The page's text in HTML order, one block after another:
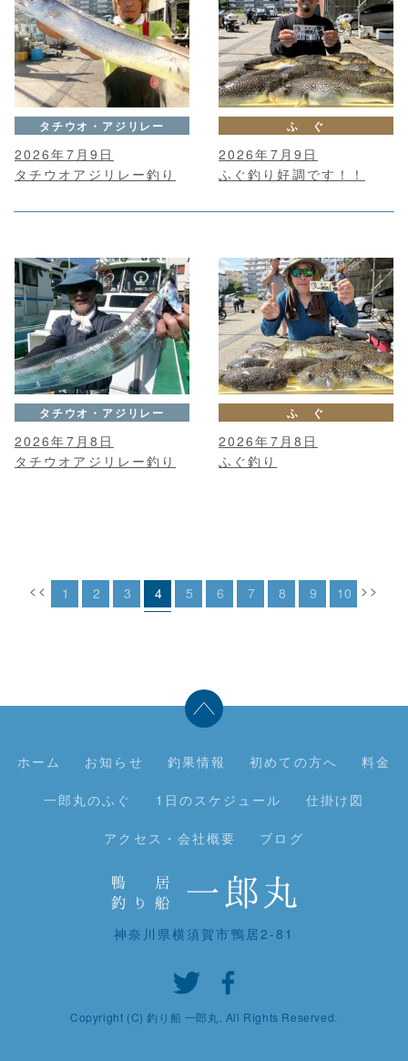
タチウオ・アジリレー
2026年7月9日
タチウオアジリレー釣り
ふ ぐ
2026年7月9日
ふぐ釣り好調です！！
タチウオ・アジリレー
2026年7月8日
タチウオアジリレー釣り
ふ ぐ
2026年7月8日
ふぐ釣り
<< 1 2 3 4 5 6 7 8 9 10 >>
ホーム お知らせ 釣果情報 初めての方へ 料金
一郎丸のふぐ 1日のスケジュール 仕掛け図
アクセス・会社概要 ブログ
神奈川県横須賀市鴨居2-81
Copyright (C) 釣り船 一郎丸. All Rights Reserved.